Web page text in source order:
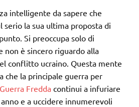
intelligente da sapere che
serio la sua ultima proposta di
Si preoccupa solo di
non è sincero riguardo alla
conflitto ucraino. Questa mente
che la principale guerra per
Fredda continui a infuriare
e a uccidere innumerevoli